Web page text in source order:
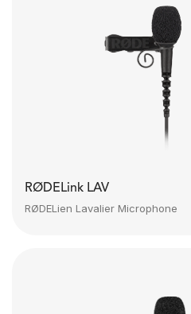
RØDELink LAV
RØDELien Lavalier Microphone